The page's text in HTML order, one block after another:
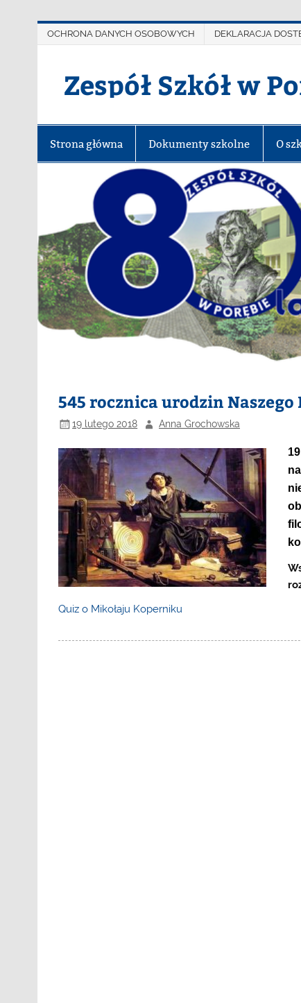
OCHRONA DANYCH OSOBOWYCH DEKLARACJA
Zespół Szkół w
Strona główna Dokumenty szkolne O
545 rocznica urodzin Naszego
19 lutego 2018 Anna Grochowska
Quiz o Mikołaju Koperniku